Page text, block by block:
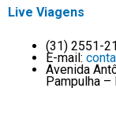
Live Viagens
(31) 2551-
E-mail:
Avenida
Pampulha